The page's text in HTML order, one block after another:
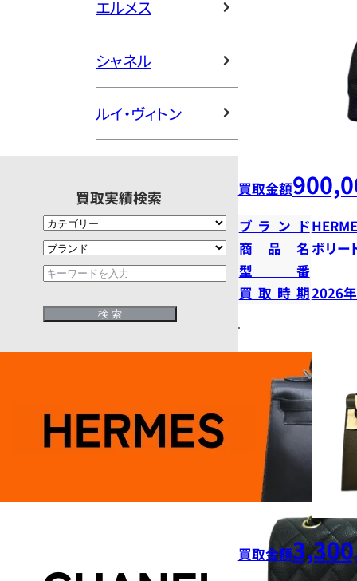
エルメス
シャネル
ルイ・ヴィトン
買取実績検索 買取金額
ブランド
商品名ボリー
型番
買取時期2026
買取金額